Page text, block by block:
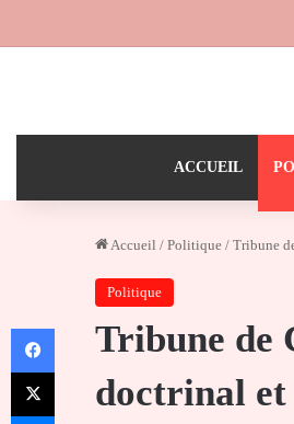
ACCUEIL
Accueil / Politique / Tribune
Politique
Tribune de
doctrinal et
Facebook
X
Messenger